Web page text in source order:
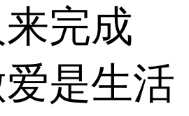
完成
是生活